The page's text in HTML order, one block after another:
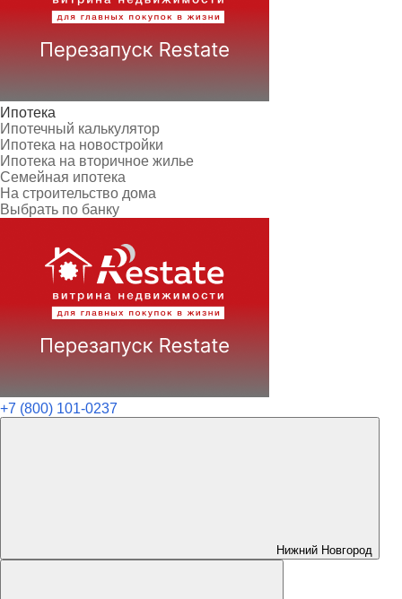
Ипотека
Ипотечный калькулятор
Ипотека на новостройки
Ипотека на вторичное жилье
Семейная ипотека
На строительство дома
Выбрать по банку
+7 (800) 101-0237
Нижний Новгород